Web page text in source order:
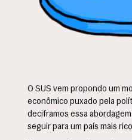
O SUS vem propondo um
econômico puxado pela
deciframos essa
seguir para um país mais